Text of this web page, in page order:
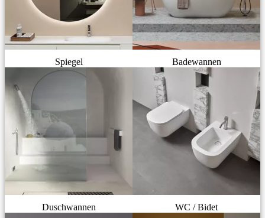
Spiegel Badewannen
Duschwannen WC / Bidet